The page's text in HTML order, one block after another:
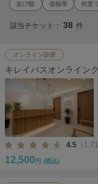
価格帯 何度
該当チケット： 38 件
オンライン診療
キレイパスオンライン
4.5 （
12,500 円 (税込)